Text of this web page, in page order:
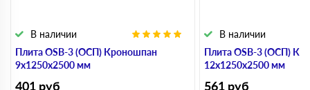
Плита OSB-3 (ОСП) Кроношпан
9х1250х2500 мм
В наличии
401 руб
Плита OSB-3 (ОСП)
12х1250х2500 мм
В наличии
561 руб